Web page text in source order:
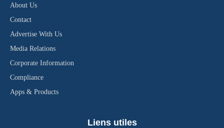
About Us
Contact
Advertise With Us
Media Relations
Corporate Information
Compliance
Apps & Products
Liens utiles